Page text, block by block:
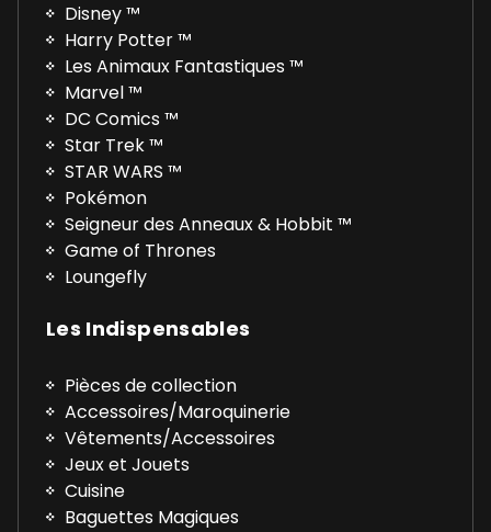
Disney ™
Harry Potter ™
Les Animaux Fantastiques ™
Marvel ™
DC Comics ™
Star Trek ™
STAR WARS ™
Pokémon
Seigneur des Anneaux & Hobbit ™
Game of Thrones
Loungefly
Les Indispensables
Pièces de collection
Accessoires/Maroquinerie
Vêtements/Accessoires
Jeux et Jouets
Cuisine
Baguettes Magiques